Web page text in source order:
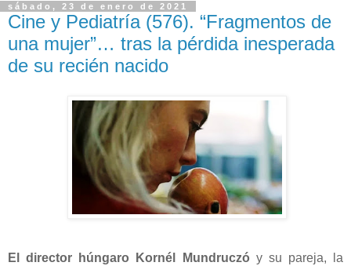
sábado, 23 de enero de 2021
Cine y Pediatría (576). “Fragmentos de
una mujer”… tras la pérdida inesperada
de su recién nacido
El director húngaro Kornél Mundruczó y su pareja, la